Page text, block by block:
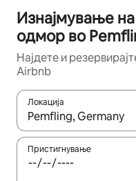
Изнајмување
одмор во
Најдете и
Airbnb
Локација
Кога резултатите се
Пристигнување